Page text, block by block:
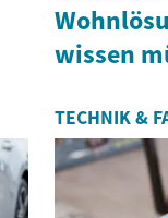
wissen
TECHNIK &